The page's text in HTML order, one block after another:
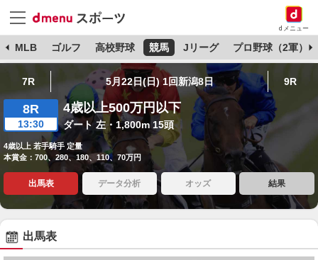
dメニュー
MLB ゴルフ 高校野球 競馬 Jリーグ プロ野球（2軍）
7R 5月22日(日) 1回新潟8日 9R
8R
13:30
4歳以上500万円以下
ダート 左・1,800m 15頭
4歳以上 若手騎手 定量
本賞金：700、280、180、110、70万円
出馬表 データ分析 オッズ 結果
出馬表